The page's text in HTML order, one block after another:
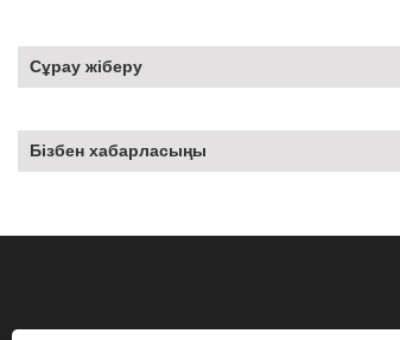
Сұрау жіберу
Бізбен хабарласыңы